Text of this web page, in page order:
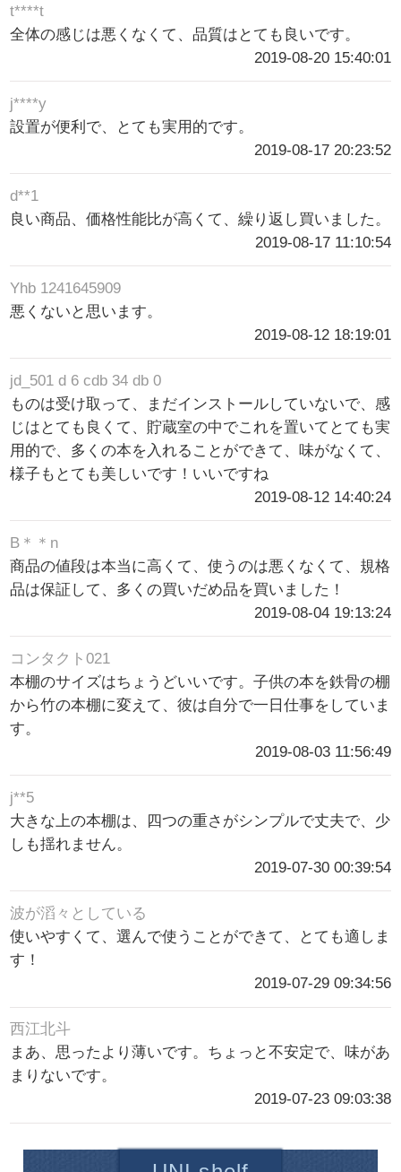
t****t
全体の感じは悪くなくて、品質はとても良いです。
2019-08-20 15:40:01
j****y
設置が便利で、とても実用的です。
2019-08-17 20:23:52
d**1
良い商品、価格性能比が高くて、繰り返し買いました。
2019-08-17 11:10:54
Yhb 1241645909
悪くないと思います。
2019-08-12 18:19:01
jd_501 d 6 cdb 34 db 0
ものは受け取って、まだインストールしていないで、感
じはとても良くて、貯蔵室の中でこれを置いてとても実
用的で、多くの本を入れることができて、味がなくて、
様子もとても美しいです！いいですね
2019-08-12 14:40:24
B＊＊n
商品の値段は本当に高くて、使うのは悪くなくて、規格
品は保証して、多くの買いだめ品を買いました！
2019-08-04 19:13:24
コンタクト021
本棚のサイズはちょうどいいです。子供の本を鉄骨の棚
から竹の本棚に変えて、彼は自分で一日仕事をしていま
す。
2019-08-03 11:56:49
j**5
大きな上の本棚は、四つの重さがシンプルで丈夫で、少
しも揺れません。
2019-07-30 00:39:54
波が滔々としている
使いやすくて、選んで使うことができて、とても適しま
す！
2019-07-29 09:34:56
西江北斗
まあ、思ったより薄いです。ちょっと不安定で、味があ
まりないです。
2019-07-23 09:03:38